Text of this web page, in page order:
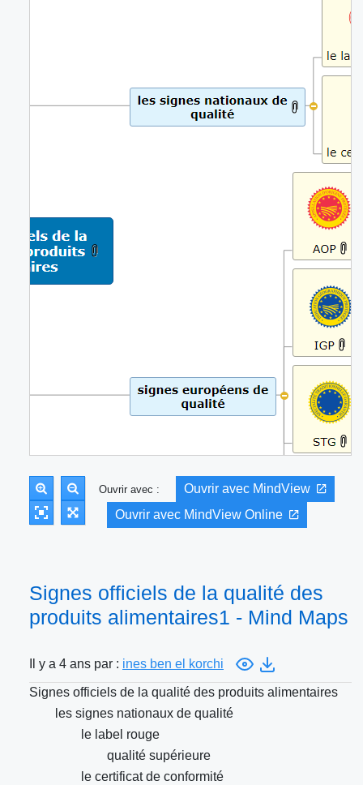
Ouvrir avec :
Ouvrir avec MindView
Ouvrir avec MindView Online
Signes officiels de la qualité des
produits alimentaires1 - Mind Maps
Il y a 4 ans par : ines ben el korchi
Signes officiels de la qualité des produits alimentaires
les signes nationaux de qualité
le label rouge
qualité supérieure
le certificat de conformité